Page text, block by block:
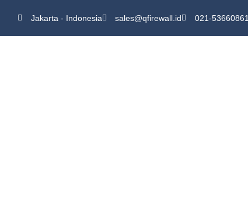
Jakarta - Indonesia sales@qfirewall.id 021-53660861